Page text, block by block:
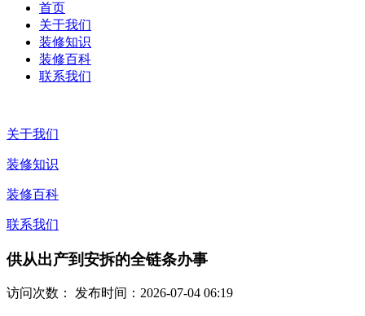
首页
关于我们
装修知识
装修百科
联系我们
关于我们
装修知识
装修百科
联系我们
供从出产到安拆的全链条办事
访问次数： 发布时间：2026-07-04 06:19